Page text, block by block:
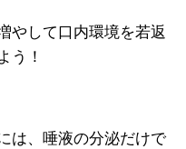
やして口内環境を若返
う！
は、唾液の分泌だけで